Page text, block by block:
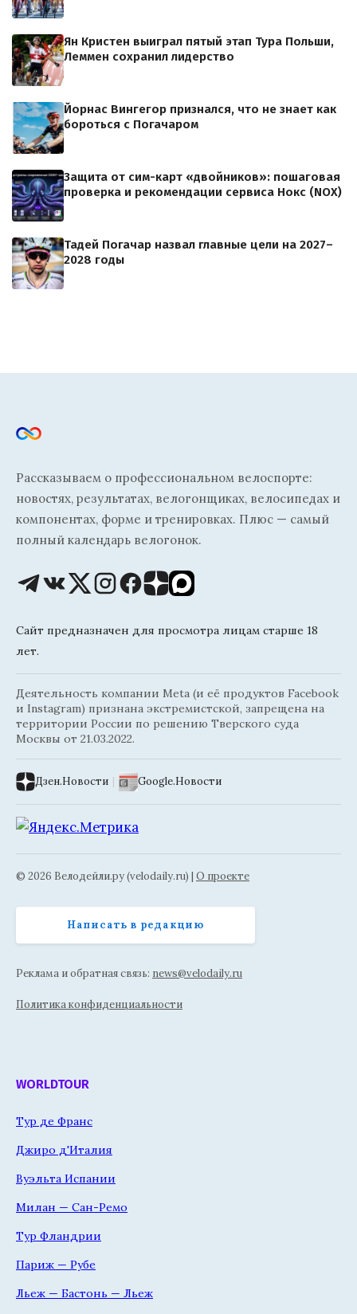
Ян Кристен выиграл пятый этап Тура Польши,
Леммен сохранил лидерство
Йорнас Вингегор признался, что не знает как
бороться с Погачаром
Защита от сим-карт «двойников»: пошаговая
проверка и рекомендации сервиса Нокс (NOX)
Тадей Погачар назвал главные цели на 2027–
2028 годы
Рассказываем о профессиональном велоспорте:
новостях, результатах, велогонщиках, велосипедах и
компонентах, форме и тренировках. Плюс — самый
полный календарь велогонок.
Сайт предназначен для просмотра лицам старше 18
лет.
Деятельность компании Meta (и её продуктов Facebook
и Instagram) признана экстремистской, запрещена на
территории России по решению Тверского суда
Москвы от 21.03.2022.
Дзен.Новости | Google.Новости
© 2026 Велодейли.ру (velodaily.ru) | О проекте
Написать в редакцию
Реклама и обратная связь: news@velodaily.ru
Политика конфиденциальности
WORLDTOUR
Тур де Франс
Джиро д'Италия
Вуэльта Испании
Милан — Сан-Ремо
Тур Фландрии
Париж — Рубе
Льеж — Бастонь — Льеж